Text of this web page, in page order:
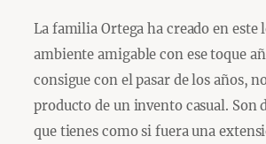
La familia Ortega ha creado en este
ambiente amigable con ese toque
consigue con el pasar de los años,
producto de un invento casual. Son
que tienes como si fuera una